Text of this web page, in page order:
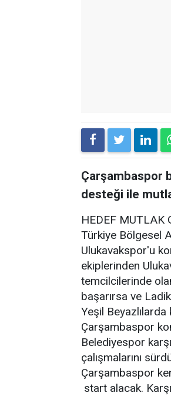
Çarşambaspor
desteği ile
HEDEF MUTLAK
Türkiye Bölgesel
Ulukavakspor'u
ekiplerinden
temcilcilerinde
başarırsa ve
Yeşil
Çarşambaspor
Belediyespor
çalışmalarını
Çarşambaspor
start alacak.